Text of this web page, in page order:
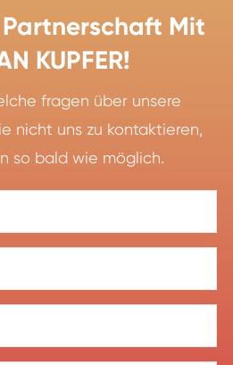
Mit
KUPFER!
fragen über unsere
nicht uns zu kontaktieren,
so bald wie möglich.